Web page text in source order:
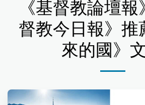
《基督教論壇
督教今日報》
來的國》